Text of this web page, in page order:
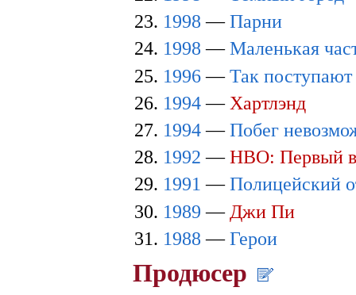
1998 —Парни
1998 —Маленькая
1996—Так поступают
1994— Хартлэнд
1994—Побег
1992 —HBO: Первый
1991 —Полицейский
1989 — Джи Пи
1988 —Герои
Продюсер